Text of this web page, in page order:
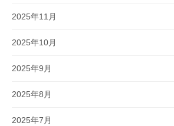
2025年11月
2025年10月
2025年9月
2025年8月
2025年7月